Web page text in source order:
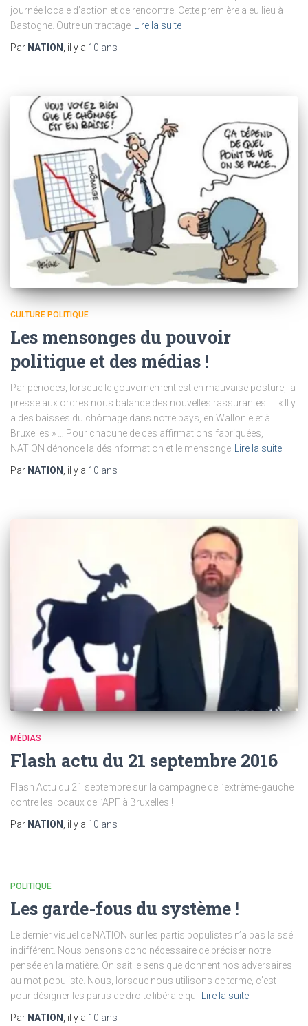
journée locale d’action et de rencontre. Cette première a eu lieu à
Bastogne. Outre un tractage
Lire la suite
Par NATION , il y a 10 ans
CULTURE POLITIQUE
Les mensonges du pouvoir
politique et des médias !
Par périodes, lorsque le gouvernement est en mauvaise posture, la
presse aux ordres nous balance des nouvelles rassurantes : « Il y
a des baisses du chômage dans notre pays, en Wallonie et à
Bruxelles » … Pour chacune de ces affirmations fabriquées,
NATION dénonce la désinformation et le mensonge Lire la suite
Par NATION , il y a 10 ans
MÉDIAS
Flash actu du 21 septembre 2016
Flash Actu du 21 septembre sur la campagne de l’extrême-gauche
contre les locaux de l’APF à Bruxelles !
Par NATION , il y a 10 ans
POLITIQUE
Les garde-fous du système !
Le dernier visuel de NATION sur les partis populistes n’a pas laissé
indifférent. Nous pensons donc nécessaire de préciser notre
pensée en la matière. On sait le sens que donnent nos adversaires
au mot populiste. Nous, lorsque nous utilisons ce terme, c’est
pour désigner les partis de droite libérale qui
Lire la suite
Par NATION , il y a 10 ans